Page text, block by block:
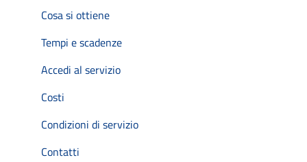
Cosa si ottiene
Tempi e scadenze
Accedi al servizio
Costi
Condizioni di servizio
Contatti